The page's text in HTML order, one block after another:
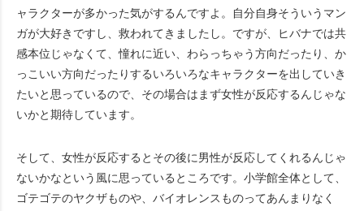
ャラクターが多かった気がするんですよ。自分自身そういうマン
ガが大好きですし、救われてきましたし。ですが、ヒバナでは共
感本位じゃなくて、憧れに近い、わらっちゃう方向だったり、か
っこいい方向だったりするいろいろなキャラクターを出していき
たいと思っているので、その場合はまず女性が反応するんじゃな
いかと期待しています。
そして、女性が反応するとその後に男性が反応してくれるんじゃ
ないかなという風に思っているところです。小学館全体として、
ゴテゴテのヤクザものや、バイオレンスものってあんまりなく